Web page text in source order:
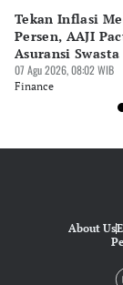
Tekan Inflasi
Persen, AAJI
Asuransi Swasta
Kesehatan
07 Agu 2026, 08:02 WIB
Finance
About Us